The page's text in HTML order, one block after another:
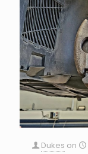
Dukes on